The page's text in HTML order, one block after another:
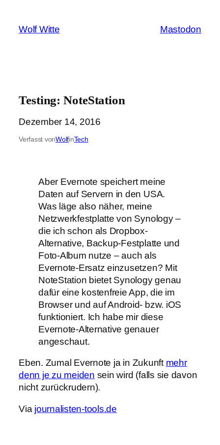
springen
Wolf Witte Mastodon
Testing: NoteStation
Dezember 14, 2016
Verfasst vonWolfinTech
Aber Evernote speichert meine
Daten auf Servern in den USA.
Was läge also näher, meine
Netzwerkfestplatte von Synology –
die ich schon als Dropbox-
Alternative, Backup-Festplatte und
Foto-Album nutze – auch als
Evernote-Ersatz einzusetzen? Mit
NoteStation bietet Synology genau
dafür eine kostenfreie App, die im
Browser und auf Android- bzw. iOS
funktioniert. Ich habe mir diese
Evernote-Alternative genauer
angeschaut.
Eben. Zumal Evernote ja in Zukunft mehr
denn je zu meiden sein wird (falls sie davon
nicht zurückrudern).
Via journalisten-tools.de